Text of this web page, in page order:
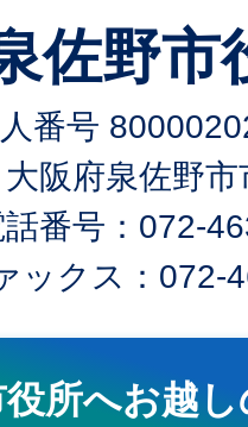
佐野市
番号
阪府泉佐野市
話番号：072-
ックス：072-
所へお越